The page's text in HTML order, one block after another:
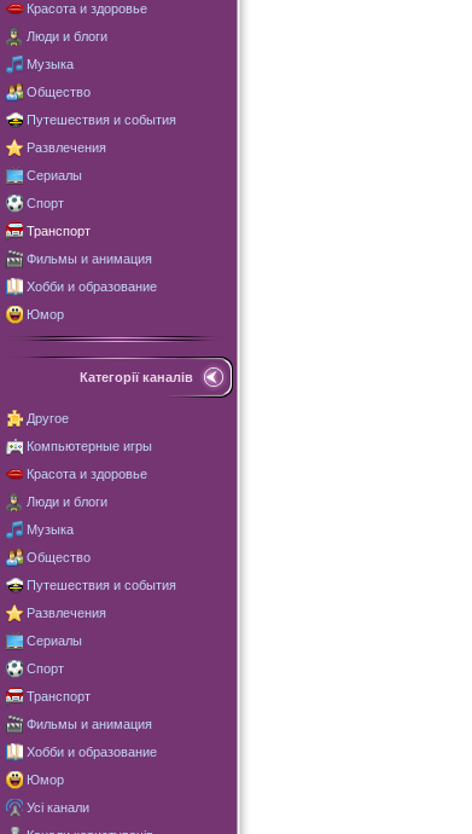
Красота и здоровье
Люди и блоги
Музыка
Общество
Путешествия и события
Развлечения
Сериалы
Спорт
Транспорт
Фильмы и анимация
Хобби и образование
Юмор
Категорії каналів
Другое
Компьютерные игры
Красота и здоровье
Люди и блоги
Музыка
Общество
Путешествия и события
Развлечения
Сериалы
Спорт
Транспорт
Фильмы и анимация
Хобби и образование
Юмор
Усі канали